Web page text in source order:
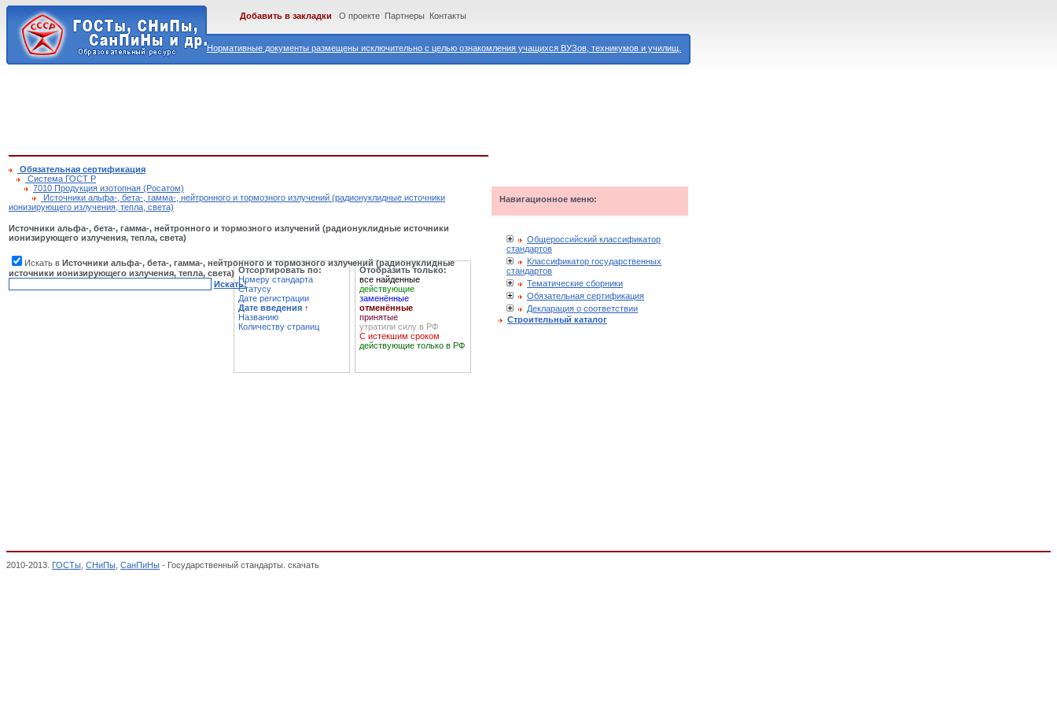
Нормативные документы размещены исключительно с целью ознакомления учащихся ВУЗов, техникумов и училищ.
Добавить в закладки О проекте Партнеры Контакты
Обязательная сертификация
Cистема ГОСТ Р
7010 Продукция изотопная (Росатом)
Источники альфа-, бета-, гамма-, нейтронного и тормозного излучений (радионуклидные источники
ионизирующего излучения, тепла, света)
Источники альфа-, бета-, гамма-, нейтронного и тормозного излучений (радионуклидные источники
ионизирующего излучения, тепла, света)
Искать в Источники альфа-, бета-, гамма-, нейтронного и тормозного излучений (радионуклидные
источники ионизирующего излучения, тепла, света)
Искать!
Отсортировать по:
Номеру стандарта
Статусу
Дате регистрации
Дате введения ↑
Названию
Количеству страниц
Отобразить только:
все найденные
действующие
заменённые
отменённые
принятые
утратили силу в РФ
С истекшим сроком
действующие только в РФ
Навигационное меню:
Общероссийский классификатор
стандартов
Классификатор государственных
стандартов
Тематические сборники
Обязательная сертификация
Декларация о соответствии
Строительный каталог
2010-2013. ГОСТы СНиПы СанПиНы - Государственный стандарты. скачать